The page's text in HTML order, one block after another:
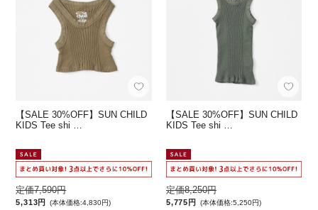
【SALE 30%OFF】SUN CHILD
KIDS Tee shi …
定価7,590円
5,313円 (本体価格:4,830円)
【SALE 30%OFF】SUN CHILD
KIDS Tee shi …
定価8,250円
5,775円 (本体価格:5,250円)